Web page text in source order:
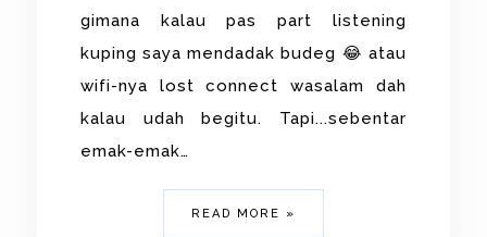
gimana kalau pas part listening
kuping saya mendadak budeg 😂 atau
wifi-nya lost connect wasalam dah
kalau udah begitu. Tapi...sebentar
emak-emak…
READ MORE »